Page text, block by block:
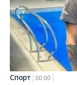
Спорт 00:00